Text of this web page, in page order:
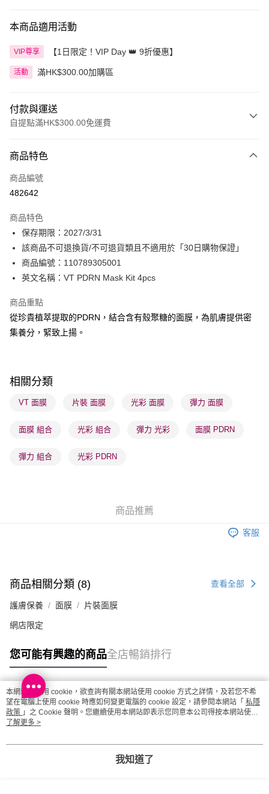
本商品適用活動
VIP尊享 【1日限定！VIP Day 👑 9折優惠】
活動 滿HK$300.00加購區
付款與運送
自提點滿HK$300.00免運費
信用卡
Apple Pay
PayMe
WeChat Pay
BoC Pay
送貨方式
順豐自助櫃 - 確認發貨後1-3個工作天送達
每筆HK$65.00，滿HK$300.00或以上免運費
每筆HK$65.00，滿HK$300.00或以上免運費
確認發貨後1-3 工作天送達，訂單將隨機分配至SF順豐速運或京東
每筆HK$65.00，滿HK$300.00或以上免運費
(香港門市) 只顯示可選門市。確認發貨後2-5個工作天到店，3天內
(澳門門市) 只顯示可選門市。確認發貨後2-5個工作天到店，3天內
商品特色
商品編號
482642
商品特色
保存期限：2027/3/31
該商品不可退換貨/不可退貨類且不適用於「30日購物保證」
商品編號：110789305001
英文名稱：VT PDRN Mask Kit 4pcs
商品重點
從珍貴植萃提取的PDRN，結合含有殼聚糖的面膜，為肌膚提供密
集養分，緊致上揚。
相關分類
VT 面膜 片裝 面膜 光彩 面膜 彈力 面膜
面膜 組合 光彩 組合 彈力 光彩 面膜 PDRN
彈力 組合 光彩 PDRN
商品推薦
客服
商品相關分類 (8) 查看全部
護膚保養 面膜 片裝面膜
網店限定
您可能有興趣的商品全店暢銷排行
熱門標籤
熱銷排行
本網站中使用 cookie，欲查詢有關本網站使用 cookie 方式之詳情，及若您不希
望在電腦上使用 cookie 時應如何變更電腦的 cookie 設定，請參閱本網站「 私隱
政策 」之 Cookie 聲明。您繼續使用本網站即表示您同意本公司得按本網站使用
條款之 Cookie 聲明使用 cookie。
了解更多 >
我知道了